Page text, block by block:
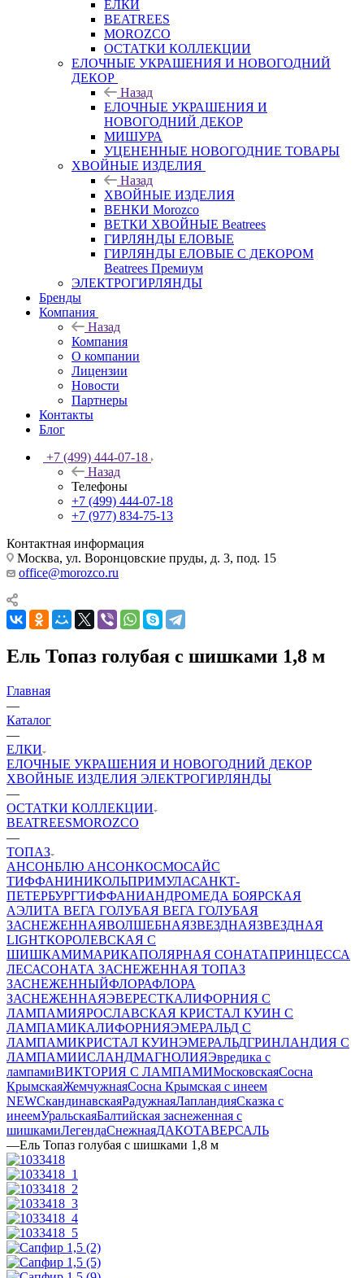
ЕЛКИ
BEATREES
MOROZCO
ОСТАТКИ КОЛЛЕКЦИИ
ЕЛОЧНЫЕ УКРАШЕНИЯ И НОВОГОДНИЙ
ДЕКОР
Назад
ЕЛОЧНЫЕ УКРАШЕНИЯ И
НОВОГОДНИЙ ДЕКОР
МИШУРА
УЦЕНЕННЫЕ НОВОГОДНИЕ ТОВАРЫ
ХВОЙНЫЕ ИЗДЕЛИЯ
Назад
ХВОЙНЫЕ ИЗДЕЛИЯ
ВЕНКИ Morozco
ВЕТКИ ХВОЙНЫЕ Beatrees
ГИРЛЯНДЫ ЕЛОВЫЕ
ГИРЛЯНДЫ ЕЛОВЫЕ С ДЕКОРОМ
Beatrees Премиум
ЭЛЕКТРОГИРЛЯНДЫ
Бренды
Компания
Назад
Компания
О компании
Лицензии
Новости
Партнеры
Контакты
Блог
+7 (499) 444-07-18
Назад
Телефоны
+7 (499) 444-07-18
+7 (977) 834-75-13
Контактная информация
Москва, ул. Воронцовские пруды, д. 3, под. 15
office@morozco.ru
Ель Топаз голубая с шишками 1,8 м
Главная
—
Каталог
—
ЕЛКИ
ЕЛОЧНЫЕ УКРАШЕНИЯ И НОВОГОДНИЙ ДЕКОР
ХВОЙНЫЕ ИЗДЕЛИЯ ЭЛЕКТРОГИРЛЯНДЫ
—
ОСТАТКИ КОЛЛЕКЦИИ
BEATREESMOROZCO
—
ТОПАЗ
АНСОНБЛЮ АНСОНКОСМОСАЙС
ТИФФАНИНИКОЛЬПРИМУЛАСАНКТ-
ПЕТЕРБУРГТИФФАНИАНДРОМЕДА БОЯРСКАЯ
АЭЛИТА ВЕГА ГОЛУБАЯ ВЕГА ГОЛУБАЯ
ЗАСНЕЖЕННАЯВОЛШЕБНАЯЗВЕЗДНАЯЗВЕЗДНАЯ
LIGHTКОРОЛЕВСКАЯ С
ШИШКАМИМАРИКАПОЛЯРНАЯ СОНАТАПРИНЦЕССА
ЛЕСАСОНАТА ЗАСНЕЖЕННАЯ ТОПАЗ
ЗАСНЕЖЕННЫЙФЛОРАФЛОРА
ЗАСНЕЖЕННАЯЭВЕРЕСТКАЛИФОРНИЯ С
ЛАМПАМИЯРОСЛАВСКАЯ КРИСТАЛ КУИН С
ЛАМПАМИКАЛИФОРНИЯЭМЕРАЛЬД С
ЛАМПАМИКРИСТАЛ КУИНЭМЕРАЛЬДГРИНЛАНДИЯ С
ЛАМПАМИИСЛАНДМАГНОЛИЯЭвредика с
лампамиВИКТОРИЯ С ЛАМПАМИМосковскаяСосна
КрымскаяЖемчужнаяСосна Крымская с инеем
NEWСкандинавскаяРадужнаяЛапландияСказка с
инеемУральскаяБалтийская заснеженная с
шишкамиЛегендаСнежнаяДАКОТАВЕРСАЛЬ
—Ель Топаз голубая с шишками 1,8 м